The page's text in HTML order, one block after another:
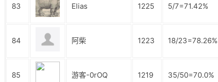
83 Elias 1225 5/7=71.42%
84 阿柴 1223 18/23=78.26%
85 游客-0rOQ 1219 35/50=70.0%